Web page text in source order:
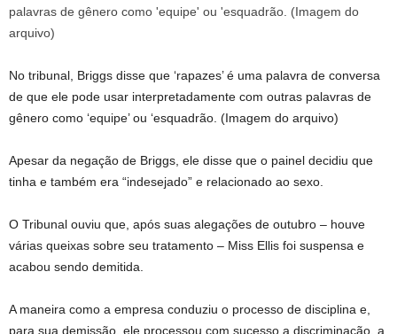
No tribunal, Briggs disse que ‘rapazes’ é uma palavra de conversa
de que ele pode usar interpretadamente com outras palavras de
gênero como ‘equipe’ ou ‘esquadrão. (Imagem do arquivo)
Apesar da negação de Briggs, ele disse que o painel decidiu que
tinha e também era “indesejado” e relacionado ao sexo.
O Tribunal ouviu que, após suas alegações de outubro – houve
várias queixas sobre seu tratamento – Miss Ellis foi suspensa e
acabou sendo demitida.
A maneira como a empresa conduziu o processo de disciplina e,
para sua demissão, ele processou com sucesso a discriminação, a